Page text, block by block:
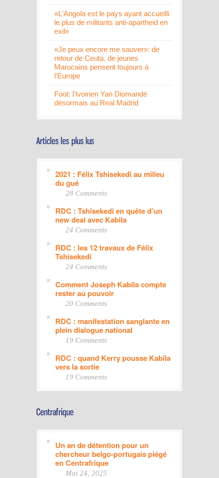
«L'Angola est le pays ayant accueilli
le plus de militants anti-apartheid en
exil»
«Je peux encore me sauver»: de
retour de Ceuta, de jeunes
Marocains pensent toujours à
l'Europe
Foot: l'Ivoirien Yan Diomandé
désormais au Real Madrid
2021 : Félix Tshisekedi au milieu
du gué
28 Comments
RDC : Tshisekedi en quête d’un
new deal avec Kabila
24 Comments
RDC : les 12 travaux de Félix
Tshisekedi
24 Comments
Comment Joseph Kabila compte
rester au pouvoir
20 Comments
RDC : manifestation sanglante en
plein dialogue national
19 Comments
RDC : quand Kerry pousse Kabila
vers la sortie
19 Comments
Un an de détention pour un
chercheur belgo-portugais piégé
en Centrafrique
Mai 24, 2025